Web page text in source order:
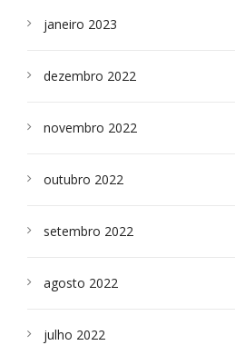
janeiro 2023
dezembro 2022
novembro 2022
outubro 2022
setembro 2022
agosto 2022
julho 2022